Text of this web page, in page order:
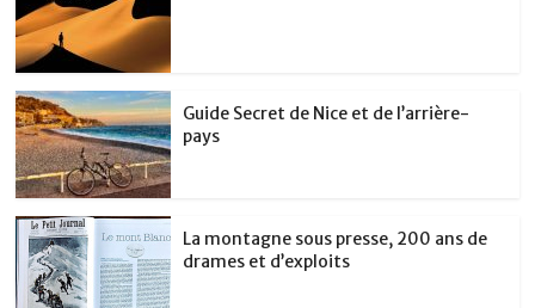
Guide Secret de Nice et de l’arrière-
pays
La montagne sous presse, 200 ans de
drames et d’exploits